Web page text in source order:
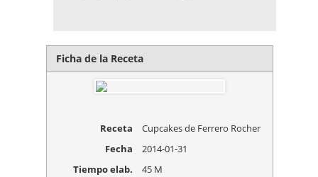
Ficha de la Receta
Receta
Cupcakes de Ferrero Rocher
Fecha
2014-01-31
Tiempo elab.
45 M